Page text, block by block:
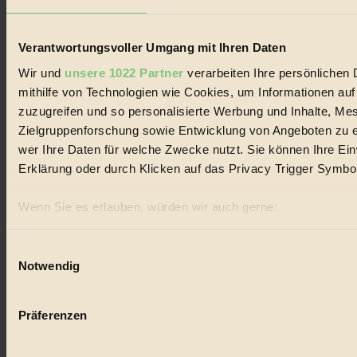
Verantwortungsvoller Umgang mit Ihren Daten
Wir und unsere 1022 Partner verarbeiten Ihre persönlichen
mithilfe von Technologien wie Cookies, um Informationen
zuzugreifen und so personalisierte Werbung und Inhalte,
Zielgruppenforschung sowie Entwicklung von Angeboten zu
wer Ihre Daten für welche Zwecke nutzt. Sie können Ihre
Erklärung oder durch Klicken auf das Privacy Trigger
Wenn Sie es erlauben, würden wir auch gerne:
Informationen über Ihre geografische Lage erfassen,
Ihr Gerät durch aktives Scannen nach bestimmten
Präferenzen im
Notwendig
Präferenzen
kinderbuch
Umwelt